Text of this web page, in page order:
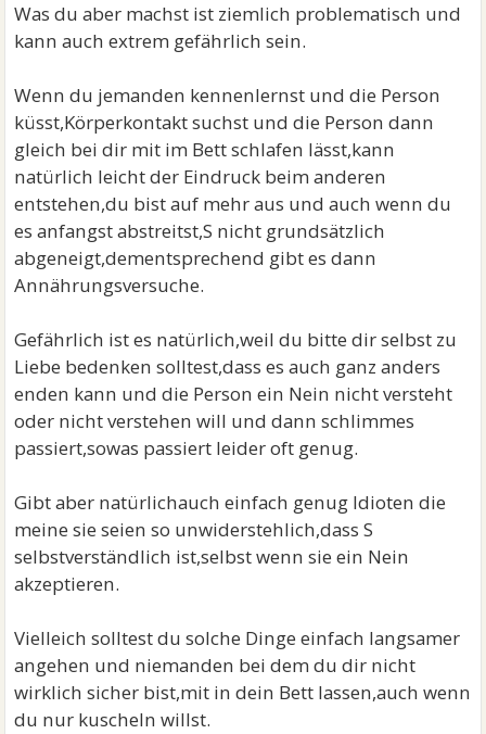
Was du aber machst ist ziemlich problematisch und
kann auch extrem gefährlich sein.
Wenn du jemanden kennenlernst und die Person
küsst,Körperkontakt suchst und die Person dann
gleich bei dir mit im Bett schlafen lässt,kann
natürlich leicht der Eindruck beim anderen
entstehen,du bist auf mehr aus und auch wenn du
es anfangst abstreitst,S nicht grundsätzlich
abgeneigt,dementsprechend gibt es dann
Annährungsversuche.
Gefährlich ist es natürlich,weil du bitte dir selbst zu
Liebe bedenken solltest,dass es auch ganz anders
enden kann und die Person ein Nein nicht versteht
oder nicht verstehen will und dann schlimmes
passiert,sowas passiert leider oft genug.
Gibt aber natürlichauch einfach genug Idioten die
meine sie seien so unwiderstehlich,dass S
selbstverständlich ist,selbst wenn sie ein Nein
akzeptieren.
Vielleich solltest du solche Dinge einfach langsamer
angehen und niemanden bei dem du dir nicht
wirklich sicher bist,mit in dein Bett lassen,auch wenn
du nur kuscheln willst.